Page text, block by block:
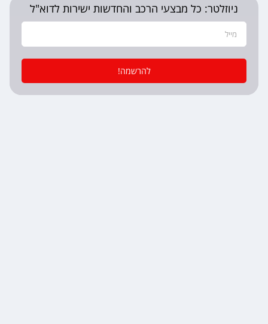
ניוזלטר: כל מבצעי הרכב והחדשות ישירות לדוא"ל
להרשמה!